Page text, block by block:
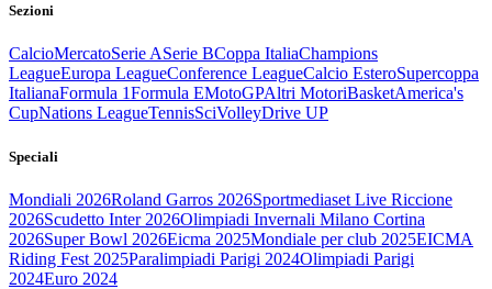
Sezioni
CalcioMercatoSerie ASerie BCoppa ItaliaChampions
LeagueEuropa LeagueConference LeagueCalcio EsteroSupercoppa
ItalianaFormula 1Formula EMotoGPAltri MotoriBasketAmerica's
CupNations LeagueTennisSciVolleyDrive UP
Speciali
Mondiali 2026Roland Garros 2026Sportmediaset Live Riccione
2026Scudetto Inter 2026Olimpiadi Invernali Milano Cortina
2026Super Bowl 2026Eicma 2025Mondiale per club 2025EICMA
Riding Fest 2025Paralimpiadi Parigi 2024Olimpiadi Parigi
2024Euro 2024